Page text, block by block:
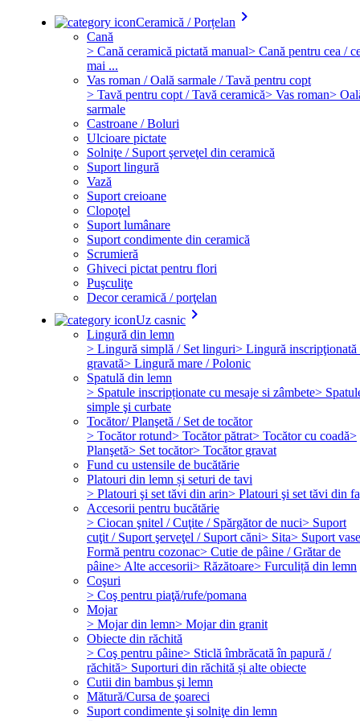
Ceramică / Porțelan keyboard_arrow_right
Cană
> Cană ceramică pictată manual> Cană pentru cea /
mai ...
Vas roman / Oală sarmale / Tavă pentru copt
> Tavă pentru copt / Tavă ceramică> Vas roman>
sarmale
Castroane / Boluri
Ulcioare pictate
Solniţe / Suport şerveţel din ceramică
Suport lingură
Vază
Suport creioane
Clopoţel
Suport lumânare
Suport condimente din ceramică
Scrumieră
Ghiveci pictat pentru flori
Puşculiţe
Decor ceramică / porţelan
Uz casnic keyboard_arrow_right
Lingură din lemn
> Lingură simplă / Set linguri> Lingură inscripţionată
gravată> Lingură mare / Polonic
Spatulă din lemn
> Spatule inscripționate cu mesaje si zâmbete>
simple şi curbate
Tocător/ Planşetă / Set de tocător
> Tocător rotund> Tocător pătrat> Tocător cu coadă>
Planşetă> Set tocător> Tocător gravat
Fund cu ustensile de bucătărie
Platouri din lemn și seturi de tavi
> Platouri şi set tăvi din arin> Platouri şi set tăvi din
Accesorii pentru bucătărie
> Ciocan şnitel / Cuţite / Spărgător de nuci> Suport
cuţit / Suport şerveţel / Suport căni> Sita> Suport vase
Formă pentru cozonac> Cutie de pâine / Grătar de
pâine> Alte accesorii> Răzătoare> Furculiță din lemn
Coşuri
> Coş pentru piaţă/rufe/pomana
Mojar
> Mojar din lemn> Mojar din granit
Obiecte din răchită
> Coş pentru pâine> Sticlă îmbrăcată în papură /
răchită> Suporturi din răchită și alte obiecte
Cutii din bambus şi lemn
Mătură/Cursa de şoareci
Suport condimente şi solniţe din lemn